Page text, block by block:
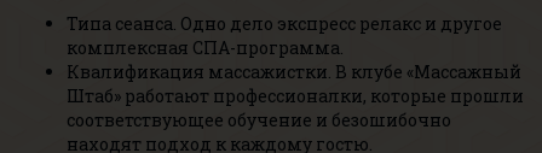
Типа сеанса. Одно дело экспресс релакс и другое
комплексная СПА-программа.
Квалификация массажистки. В клубе «Массажный
Штаб» работают профессионалки, которые прошли
соответствующее обучение и безошибочно
находят подход к каждому гостю.